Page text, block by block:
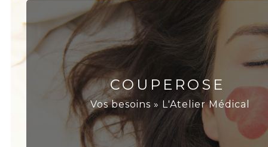
COUPEROSE
Vos besoins » L'Atelier Médical